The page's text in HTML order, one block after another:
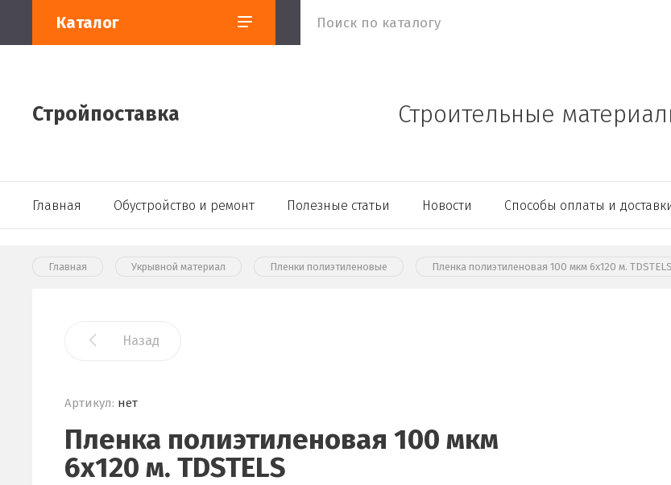
Главная Обустройство и ремонт Полезные статьи Новости Способы оплаты и
Стройпоставка Строительные
Каталог
Главная Укрывной материал Пленки полиэтиленовые Пленка полиэтиленовая 100 мкм 6х120 м. TDSTELS
Назад
Артикул: нет
Пленка полиэтиленовая 100 мкм
6х120 м. TDSTELS